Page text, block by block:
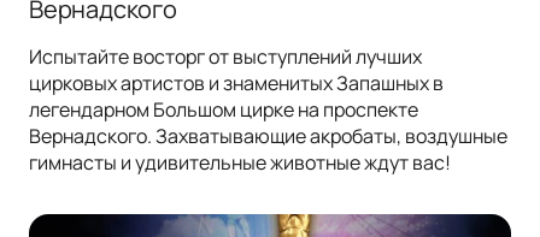
Вернадского
Испытайте восторг от выступлений лучших
цирковых артистов и знаменитых Запашных в
легендарном Большом цирке на проспекте
Вернадского. Захватывающие акробаты, воздушные
гимнасты и удивительные животные ждут вас!